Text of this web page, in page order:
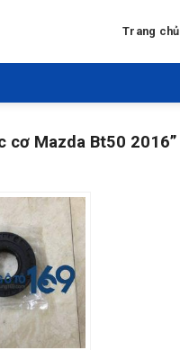
Trang chủ
cơ Mazda Bt50 2016”